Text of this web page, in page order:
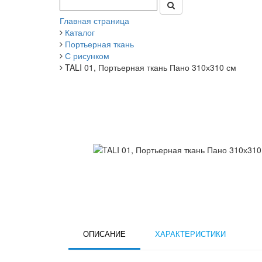
Главная страница
Каталог
Портьерная ткань
С рисунком
TALI 01, Портьерная ткань Пано 310х310 см
ОПИСАНИЕ ХАРАКТЕРИСТИКИ